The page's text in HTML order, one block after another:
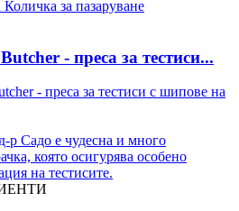
Количка за пазаруване
- преса за тестиси...
р Садо е чудесна и много
която осигурява особено
на тестисите.